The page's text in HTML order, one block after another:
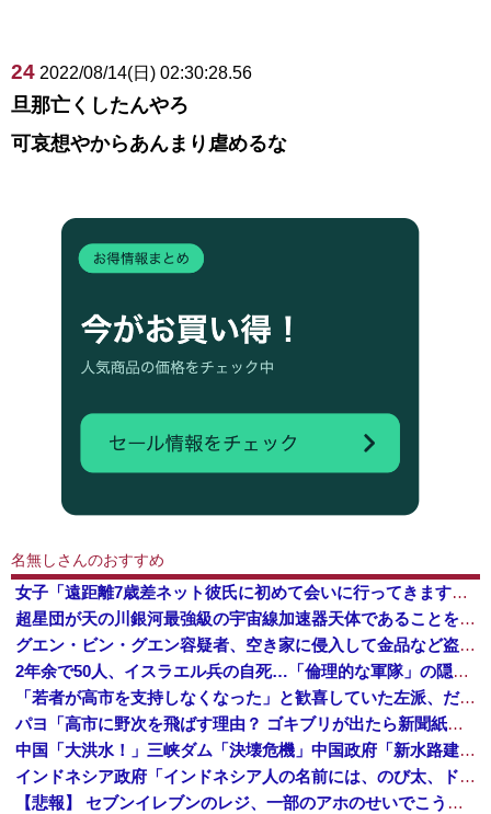
24 2022/08/14(日) 02:30:28.56
旦那亡くしたんやろ
可哀想やからあんまり虐めるな
名無しさんのおすすめ
女子「遠距離7歳差ネット彼氏に初めて会いに行ってきます！いざ東京🩷」 → 衝撃の展開にｗｗｗｗｗｗ
超星団が天の川銀河最強級の宇宙線加速器天体であることを解明…岐阜大！
グエン・ビン・グエン容疑者、空き家に侵入して金品など盗んだ疑いで再逮捕 今年４月には別件で逮捕も不起訴になっていた
2年余で50人、イスラエル兵の自死…「倫理的な軍隊」の隠された傷！
「若者が高市を支持しなくなった」と歓喜していた左派、だが高市内閣が消費税減税を実現した結果……
パヨ「高市に野次を飛ばす理由？ ゴキブリが出たら新聞紙で叩くでしょ。それと同じで、人として当然の行動」
中国「大洪水！」三峡ダム「決壊危機」中国政府「新水路建設！（三峡新水路」現場職員「内部情報公開！（失踪」湖南省「三峡放流情報（画像」台風13号「三峡接近」→
インドネシア政府「インドネシア人の名前には、のび太、ドラえもん、スネ夫、ナルト、しんちゃんなどあります」
【悲報】 セブンイレブンのレジ、一部のアホのせいでこうなってしまう